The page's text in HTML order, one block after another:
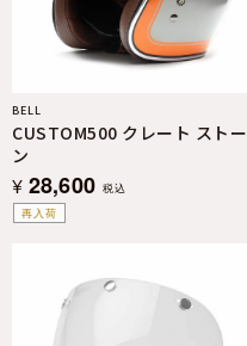
再入荷
BELL
CUSTOM500 クレート ストー
ン
¥ 28,600 税込